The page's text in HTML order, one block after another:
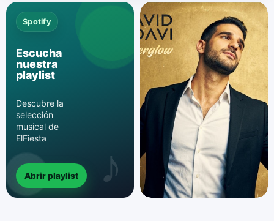
Spotify
Escucha
nuestra
playlist
Descubre la
selección
musical de
ElFiesta
Abrir playlist